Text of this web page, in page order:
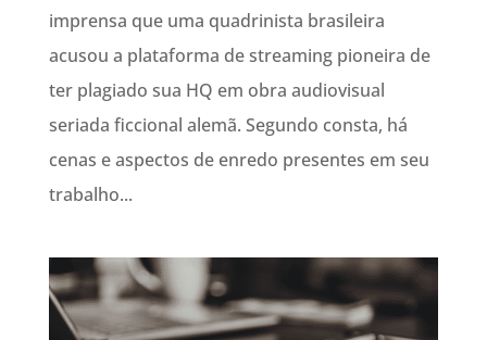
imprensa que uma quadrinista brasileira
acusou a plataforma de streaming pioneira de
ter plagiado sua HQ em obra audiovisual
seriada ficcional alemã. Segundo consta, há
cenas e aspectos de enredo presentes em seu
trabalho...